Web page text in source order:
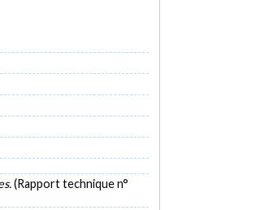
(Rapport technique n°